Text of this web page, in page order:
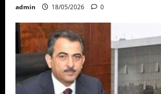
admin 18/05/2026 0